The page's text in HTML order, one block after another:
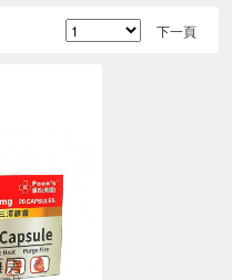
下一頁